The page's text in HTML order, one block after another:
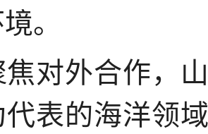
。
对外合作，
表的海洋领